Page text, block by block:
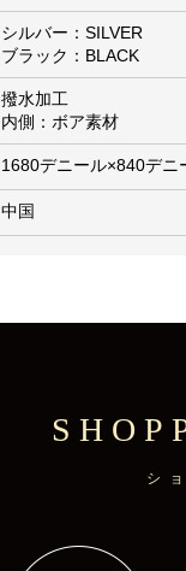
シルバー：SILVER
ブラック：BLACK
撥水加工
内側：ボア素材
1680デニール×840デニ
中国
シ